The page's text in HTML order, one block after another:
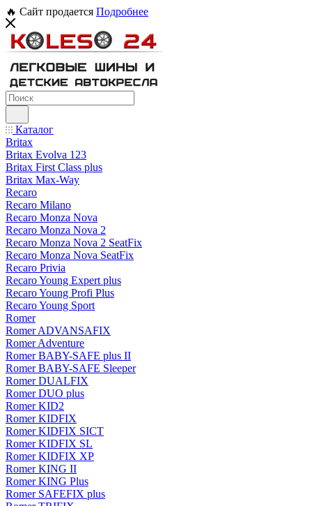
🔥 Сайт продается Подробнее
Каталог
Britax
Britax Evolva 123
Britax First Class plus
Britax Max-Way
Recaro
Recaro Milano
Recaro Monza Nova
Recaro Monza Nova 2
Recaro Monza Nova 2 SeatFix
Recaro Monza Nova SeatFix
Recaro Privia
Recaro Young Expert plus
Recaro Young Profi Plus
Recaro Young Sport
Romer
Romer ADVANSAFIX
Romer Adventure
Romer BABY-SAFE plus II
Romer BABY-SAFE Sleeper
Romer DUALFIX
Romer DUO plus
Romer KID2
Romer KIDFIX
Romer KIDFIX SICT
Romer KIDFIX SL
Romer KIDFIX XP
Romer KING II
Romer KING Plus
Romer SAFEFIX plus